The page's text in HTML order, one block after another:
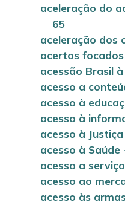
aceleração do
65
aceleração dos
acertos focados
acessão Brasil à
acesso a
acesso à
acesso à
acesso à Justiça
acesso à Saúde
acesso a
acesso ao
acesso às